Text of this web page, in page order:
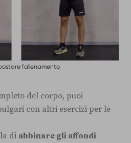
l'allenamento
del corpo, puoi
con altri esercizi per le
di abbinare gli affondi